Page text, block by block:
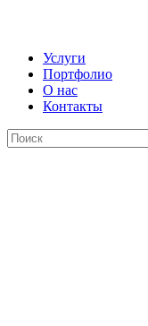
Услуги
Портфолио
О нас
Контакты